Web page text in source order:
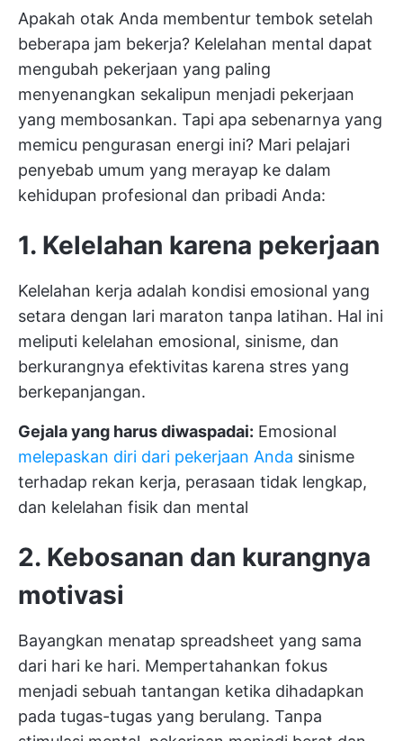
Apakah otak Anda membentur tembok setelah
beberapa jam bekerja? Kelelahan mental dapat
mengubah pekerjaan yang paling
menyenangkan sekalipun menjadi pekerjaan
yang membosankan. Tapi apa sebenarnya yang
memicu pengurasan energi ini? Mari pelajari
penyebab umum yang merayap ke dalam
kehidupan profesional dan pribadi Anda:
1. Kelelahan karena pekerjaan
Kelelahan kerja adalah kondisi emosional yang
setara dengan lari maraton tanpa latihan. Hal ini
meliputi kelelahan emosional, sinisme, dan
berkurangnya efektivitas karena stres yang
berkepanjangan.
Gejala yang harus diwaspadai: Emosional
melepaskan diri dari pekerjaan Anda sinisme
terhadap rekan kerja, perasaan tidak lengkap,
dan kelelahan fisik dan mental
2. Kebosanan dan kurangnya
motivasi
Bayangkan menatap spreadsheet yang sama
dari hari ke hari. Mempertahankan fokus
menjadi sebuah tantangan ketika dihadapkan
pada tugas-tugas yang berulang. Tanpa